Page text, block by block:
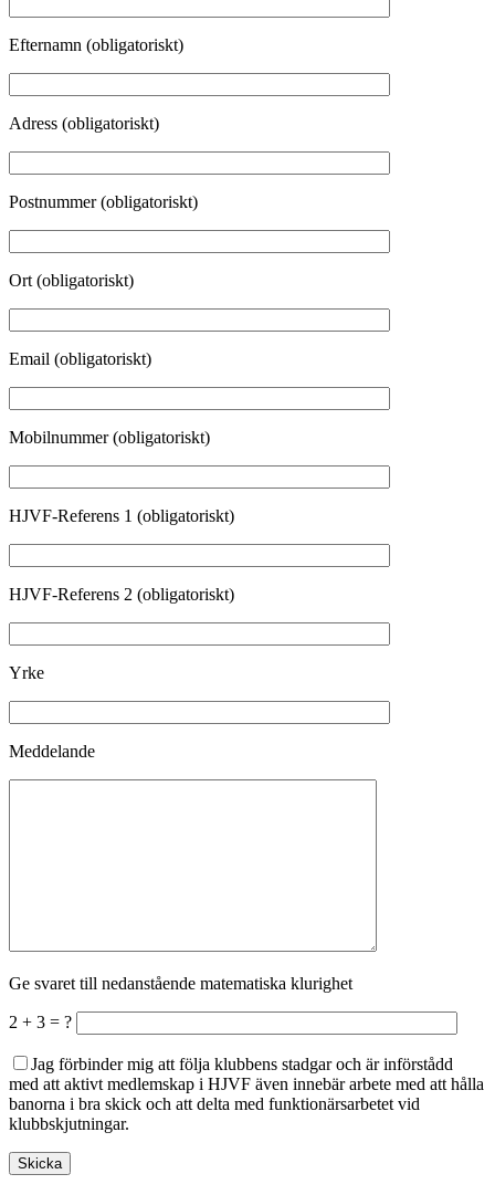
Efternamn (obligatoriskt)
Adress (obligatoriskt)
Postnummer (obligatoriskt)
Ort (obligatoriskt)
Email (obligatoriskt)
Mobilnummer (obligatoriskt)
HJVF-Referens 1 (obligatoriskt)
HJVF-Referens 2 (obligatoriskt)
Yrke
Meddelande
Ge svaret till nedanstående matematiska klurighet
2 + 3 = ?
Jag förbinder mig att följa klubbens stadgar och är införstådd
med att aktivt medlemskap i HJVF även innebär arbete med att hålla
banorna i bra skick och att delta med funktionärsarbetet vid
klubbskjutningar.